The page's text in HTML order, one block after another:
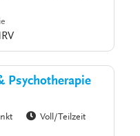
Psychotherapie
Voll/Teilzeit